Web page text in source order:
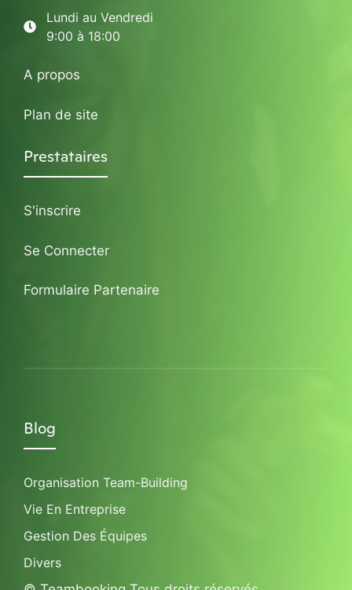
Lundi au Vendredi
9:00 à 18:00
A propos
Plan de site
Prestataires
S'inscrire
Se Connecter
Formulaire Partenaire
Blog
Organisation Team-Building
Vie En Entreprise
Gestion Des Équipes
Divers